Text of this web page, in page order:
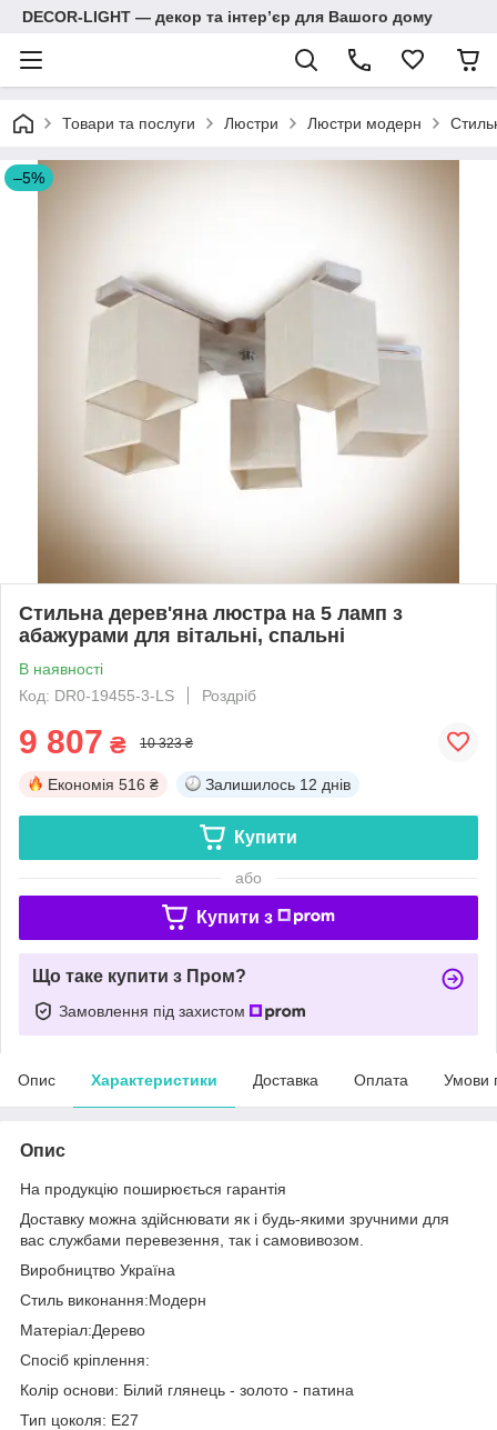
DECOR-LIGHT — декор та інтерʼєр для Вашого дому
Товари та послуги Люстри Люстри модерн
–5%
Стильна дерев'яна люстра на 5 ламп з
абажурами для вітальні, спальні
В наявності
Код: DR0-19455-3-LS
Роздріб
9 807 ₴ 10 323 ₴
Економія 516 ₴ Залишилось 12 днів
Купити
або
Купити з
Що таке купити з Пром?
Замовлення під захистом
Опис Характеристики Доставка Оплата Умови
Опис
На продукцію поширюється гарантія
Доставку можна здійснювати як і будь-якими зручними для
вас службами перевезення, так і самовивозом.
Виробництво Україна
Стиль виконання:Модерн
Матеріал:Дерево
Спосіб кріплення:
Колір основи: Білий глянець - золото - патина
Тип цоколя: E27